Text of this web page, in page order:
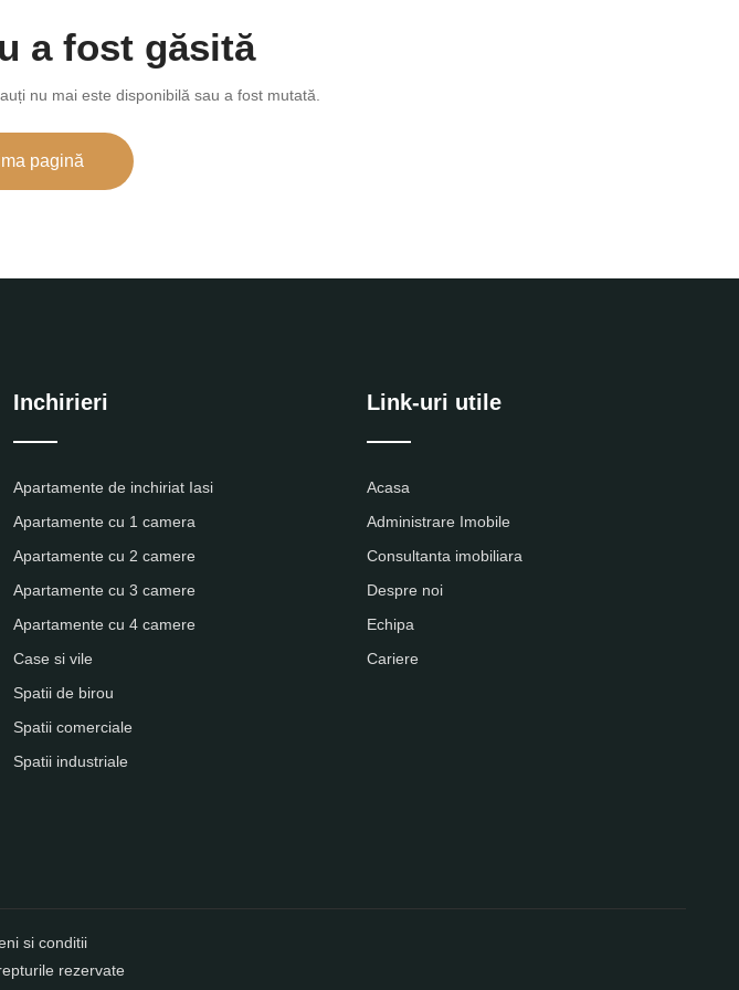
a fost găsită
nu mai este disponibilă sau a fost mutată.
pagină
Inchirieri
Apartamente de inchiriat Iasi
Apartamente cu 1 camera
Apartamente cu 2 camere
Apartamente cu 3 camere
Apartamente cu 4 camere
Case si vile
Spatii de birou
Spatii comerciale
Spatii industriale
Link-uri utile
Acasa
Administrare Imobile
Consultanta imobiliara
Despre noi
Echipa
Cariere
si conditii
rezervate